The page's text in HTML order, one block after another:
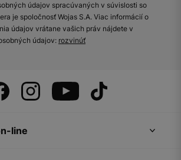
údajov spracúvaných v súvislosti so
je spoločnosť Wojas S.A. Viac informácií o
údajov vrátane vašich práv nájdete v
údajov: rozvinúť
line